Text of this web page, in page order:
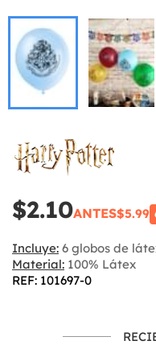
$2.10ANTES$5.99
Incluye: 6 globos de
Material: 100% Látex
REF: 101697-0